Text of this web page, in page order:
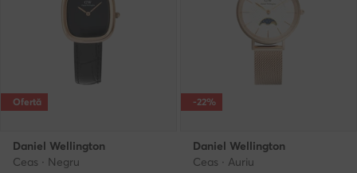
Ofertă
Daniel Wellington
Ceas · Negru
-22%
Daniel Wellington
Ceas · Auriu